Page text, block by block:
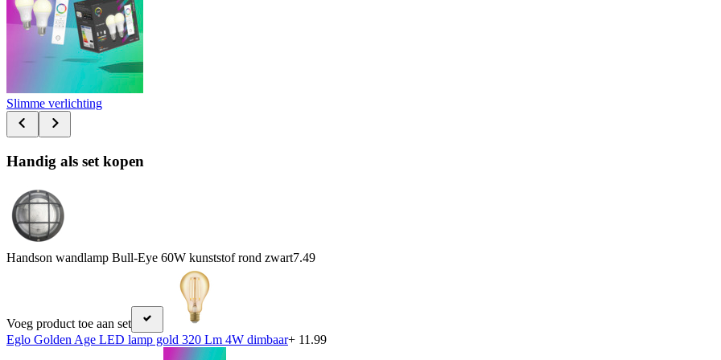
Slimme verlichting
Handig als set kopen
Handson wandlamp Bull-Eye 60W kunststof rond zwart7.49
Voeg product toe aan set
Eglo Golden Age LED lamp gold 320 Lm 4W dimbaar+ 11.99